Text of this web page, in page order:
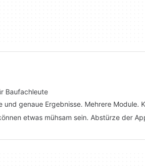
Baufachleute
und genaue Ergebnisse. Mehrere Module.
etwas mühsam sein. Abstürze der